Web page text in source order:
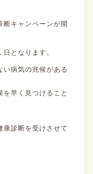
断キャンペーンが開
となります。
い病気の兆候がある
早く見つけること
康診断を受けさせて